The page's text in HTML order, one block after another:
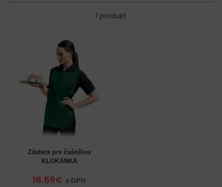
1 produkt
Zástera pre čašníkov
KLOKANKA
16.59€ s DPH